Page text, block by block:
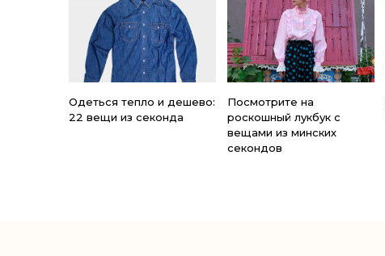
Одеться тепло и дешево:
22 вещи из секонда
Посмотрите на
роскошный лукбук с
вещами из минских
секондов